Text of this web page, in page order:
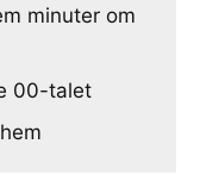
minuter om
00-talet